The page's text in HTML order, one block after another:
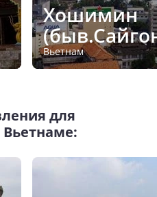
Хошимин
Вьетнам
для
Вьетнаме: